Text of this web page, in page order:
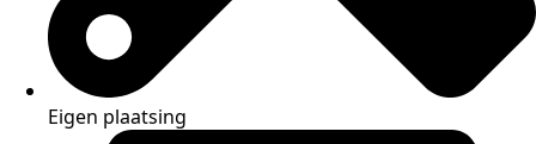
Eigen plaatsing